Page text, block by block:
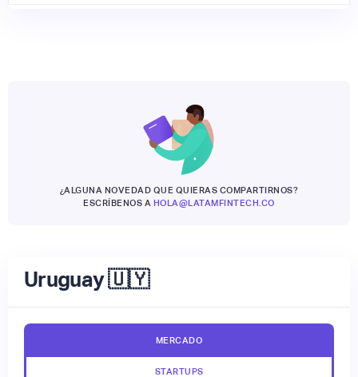
¿ALGUNA NOVEDAD QUE QUIERAS COMPARTIRNOS?
ESCRÍBENOS A HOLA@LATAMFINTECH.CO
Uruguay 🇺🇾
MERCADO
STARTUPS